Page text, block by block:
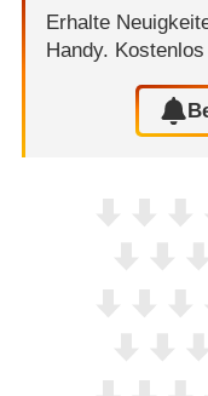
Erhalte
Handy.